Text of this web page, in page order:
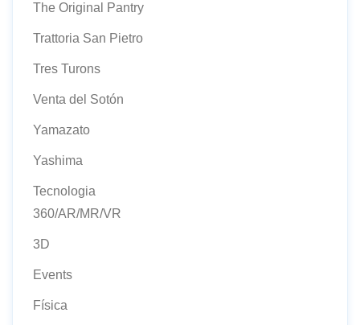
The Original Pantry
Trattoria San Pietro
Tres Turons
Venta del Sotón
Yamazato
Yashima
Tecnologia
360/AR/MR/VR
3D
Events
Física